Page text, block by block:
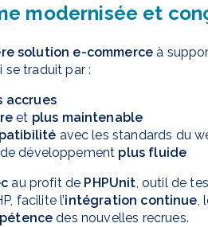
modernisée et
solution e-commerce à
se traduit par :
accrues
et plus maintenable
avec les standards du
développement plus fluide
au profit de PHPUnit , outil de
facilite l’intégration continue
des nouvelles recrues.